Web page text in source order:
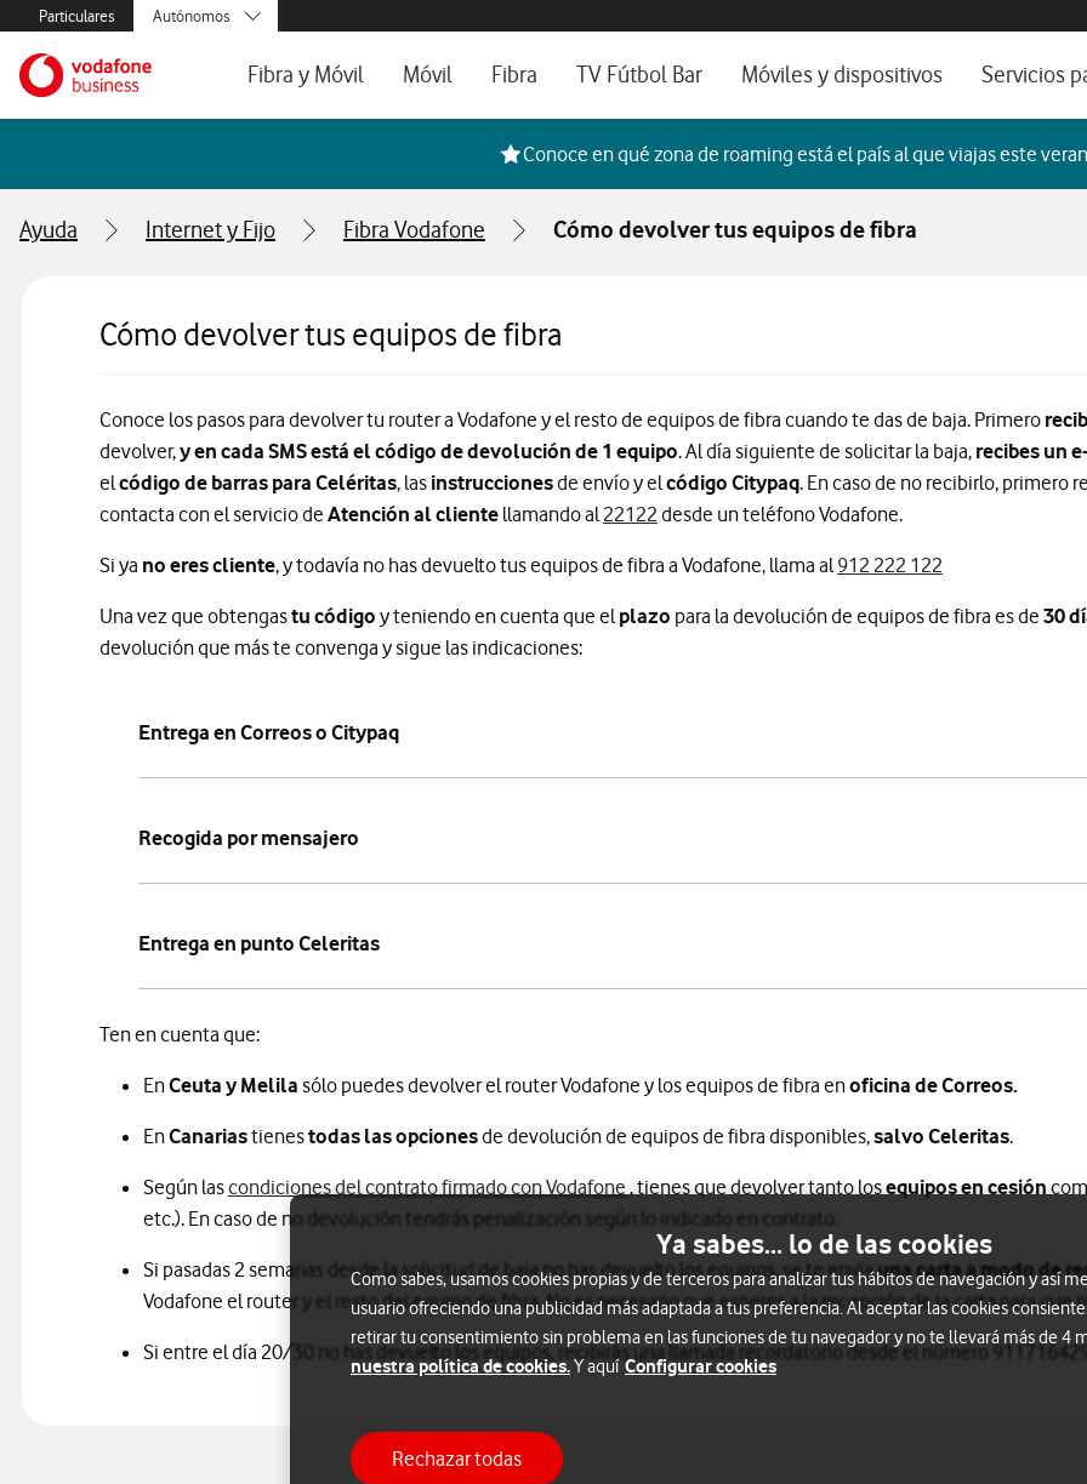
Menús secundarios. Enlace a particulares, empresas y autónomos, ayuda e idioma
Particulares
Menus de segmentación para empresas y autónomos
Autónomos
y AA.PP.
Ir a la pagina principal de vodafone.esFibra y Móvil
Configura tu tarifa
Mi Negocio Pro
Móvil
Tarifas de Móvil
Líneas adicionales
Fibra
Tarifas de Fibra óptica
Cobertura de Fibra
Teléfono fijo
TV Fútbol Bar Móviles y dispositivos
Catálogo de móviles
Ordenadores
Ver todos
Servicios
Servicios
Por ser
Conoce en qué zona de roaming está el país al que viajas este
Ayuda Internet y Fijo Fibra Vodafone Cómo devolver tus equipos de fibra
Cómo devolver tus equipos de fibra
Conoce los pasos para devolver tu router a Vodafone y el resto de equipos de fibra cuando te das de baja. Primero
devolver,y en cada SMS está el código de devolución de 1 equipo. Al día siguiente de solicitar la baja, recibes un
elcódigo de barras para Celéritas, las instruccionesde envío y elcódigo Citypaq. En caso de no recibirlo, primero
contacta con el servicio de Atención al cliente llamando al22122desde un teléfono Vodafone.
Si ya no eres cliente, y todavía no has devuelto tus equipos de fibra a Vodafone, llama al912 222 122
Una vez que obtengastu código y teniendo en cuenta que elplazo para la devolución de equipos de fibra es de 30
devolución que más te convenga y sigue las indicaciones:
Entrega en Correos o Citypaq
Recogida por mensajero
Entrega en punto Celeritas
Ten en cuenta que:
EnCeuta y Melila sólo puedes devolver el router Vodafone y los equipos de fibra enoficina de Correos.
EnCanariastienestodas las opcionesde devolución de equipos de fibra disponibles,salvo Celeritas.
Según lascondiciones del contrato firmado con Vodafone Información sobre condiciones generales de
, tienes que devolver tanto losequipos en cesión
etc.). En caso de no devolución tendrás penalización según lo indicado en contrato.
Si pasadas 2 semanas desde la solicitud de baja no has devuelto los equipos, se te envíauna carta a modo de
Vodafone el router y el resto del equipo de fibra. No es necesario que esperes a la recepción de la carta para que
Si entre el día 20/30 no has devuelto los equipos, recibirás una llamada recordatorio desde el número 911716429.
Ya sabes... lo de las cookies
Como sabes, usamos cookies propias y de terceros para analizar tus hábitos de navegación y así
usuario ofreciendo una publicidad más adaptada a tus preferencia. Al aceptar las cookies
retirar tu consentimiento sin problema en las funciones de tu navegador y no te llevará más de 4
nuestra política de cookies.Y aquí Configurar cookies
Rechazar todas